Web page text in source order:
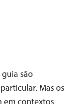
são
Mas os
em contextos